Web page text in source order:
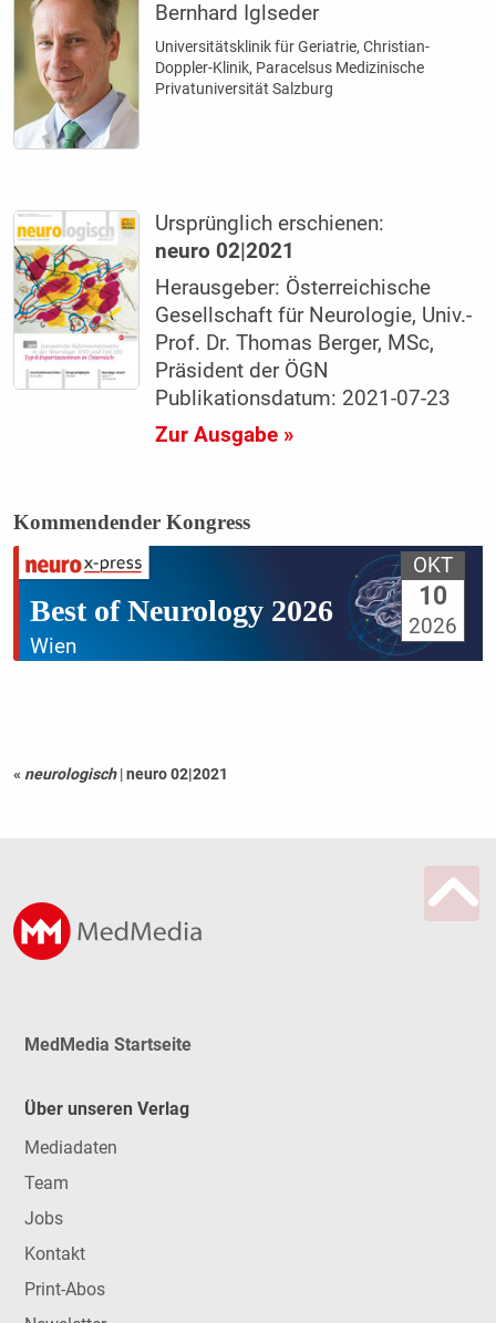
Bernhard Iglseder
Universitätsklinik für Geriatrie, Christian-
Doppler-Klinik, Paracelsus Medizinische
Privatuniversität Salzburg
Ursprünglich erschienen:
neuro 02|2021
Herausgeber: Österreichische
Gesellschaft für Neurologie, Univ.-
Prof. Dr. Thomas Berger, MSc,
Präsident der ÖGN
Publikationsdatum: 2021-07-23
Zur Ausgabe »
Kommendender Kongress
Best of Neurology 2026
Wien
OKT
10
2026
« neurologisch |neuro 02|2021
MedMedia Startseite
Über unseren Verlag
Mediadaten
Team
Jobs
Kontakt
Print-Abos